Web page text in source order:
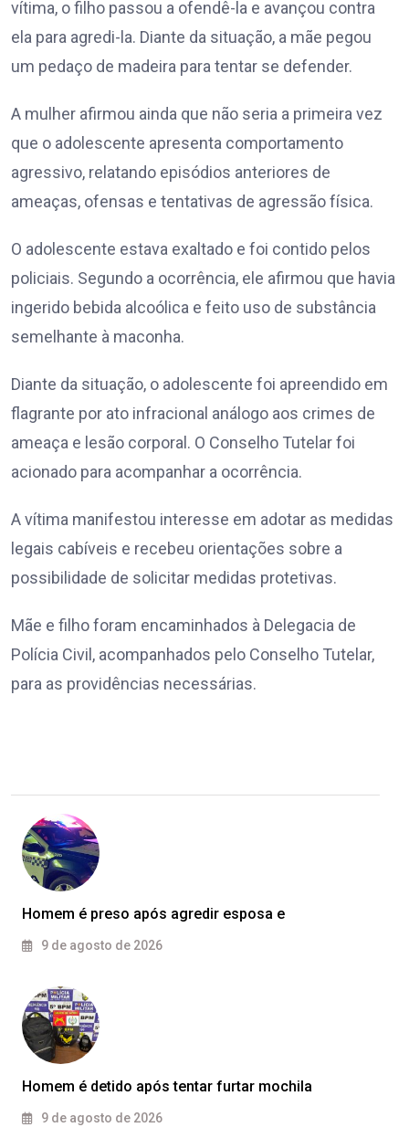
vítima, o filho passou a ofendê-la e avançou contra
ela para agredi-la. Diante da situação, a mãe pegou
um pedaço de madeira para tentar se defender.
A mulher afirmou ainda que não seria a primeira vez
que o adolescente apresenta comportamento
agressivo, relatando episódios anteriores de
ameaças, ofensas e tentativas de agressão física.
O adolescente estava exaltado e foi contido pelos
policiais. Segundo a ocorrência, ele afirmou que havia
ingerido bebida alcoólica e feito uso de substância
semelhante à maconha.
Diante da situação, o adolescente foi apreendido em
flagrante por ato infracional análogo aos crimes de
ameaça e lesão corporal. O Conselho Tutelar foi
acionado para acompanhar a ocorrência.
A vítima manifestou interesse em adotar as medidas
legais cabíveis e recebeu orientações sobre a
possibilidade de solicitar medidas protetivas.
Mãe e filho foram encaminhados à Delegacia de
Polícia Civil, acompanhados pelo Conselho Tutelar,
para as providências necessárias.
Homem é preso após agredir esposa e
9 de agosto de 2026
Homem é detido após tentar furtar mochila
9 de agosto de 2026